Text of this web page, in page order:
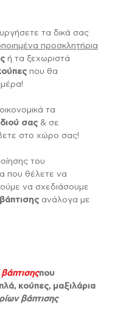
τα δικά σας
προσκλητήρια
ή τα ξεχωριστά
που θα
τα
σας & σε
στο χώρο σας!
του
που θέλετε να
να σχεδιάσουμε
ανάλογα με
που
κούπες, μαξιλάρια
βάπτισης